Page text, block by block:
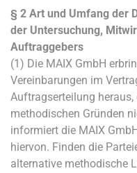
§ 2 Art und Umfang der
der Untersuchung,
Auftraggebers
(1) Die MAIX GmbH
Vereinbarungen im
Auftragserteilung
methodischen Gründen
informiert die MAIX
hiervon. Finden die
alternative methodische